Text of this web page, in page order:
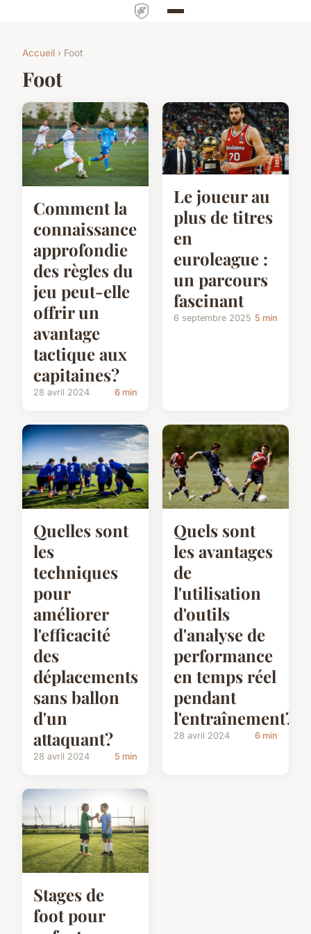
Accueil › Foot
Foot
Comment la
connaissance
approfondie
des règles du
jeu peut-elle
offrir un
avantage
tactique aux
capitaines?
28 avril 2024 6 min
Le joueur au
plus de titres
en
euroleague :
un parcours
fascinant
6 septembre 2025 5 min
Quelles sont
les
techniques
pour
améliorer
l'efficacité
des
déplacements
sans ballon
d'un
attaquant?
28 avril 2024 5 min
Quels sont
les avantages
de
l'utilisation
d'outils
d'analyse de
performance
en temps réel
pendant
l'entraînement?
28 avril 2024 6 min
Stages de
foot pour